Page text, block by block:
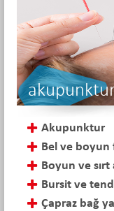
Akupunktur
Bel ve boyun
Boyun ve sırt
Bursit ve
Çapraz bağ